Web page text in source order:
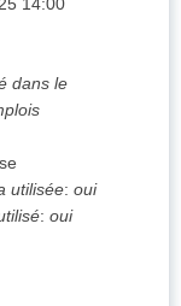
14:00
dans le
utilisée: oui
: oui